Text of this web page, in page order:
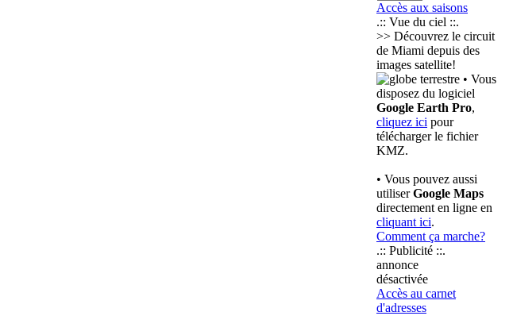
Accès aux saisons
.:: Vue du ciel ::.
>> Découvrez le circuit
de Miami depuis des
images satellite!
• Vous
disposez du logiciel
Google Earth Pro,
cliquez ici pour
télécharger le fichier
KMZ.
• Vous pouvez aussi
utiliserGoogle Maps
directement en ligne en
cliquant ici.
Comment ça marche?
.:: Publicité ::.
annonce
désactivée
Accès au carnet
d'adresses